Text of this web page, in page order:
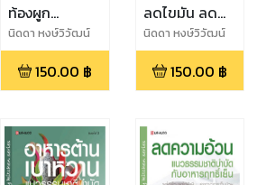
ท้องผูก
ริดสีดวงทวาร
นิดดา หงษ์วิวัฒน์
150.00 ฿
ลดไขมัน ลด
โคเลสเตอรอล
นิดดา หงษ์วิวัฒน์
150.00 ฿